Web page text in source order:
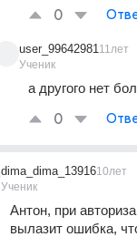
0
user_99642981
Ученик
11лет
а другого нет
0
dima_dima_13916
Ученик
10лет
Антон, при
вылазит ошибка,